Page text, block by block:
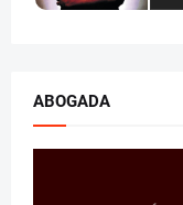
ABOGADA